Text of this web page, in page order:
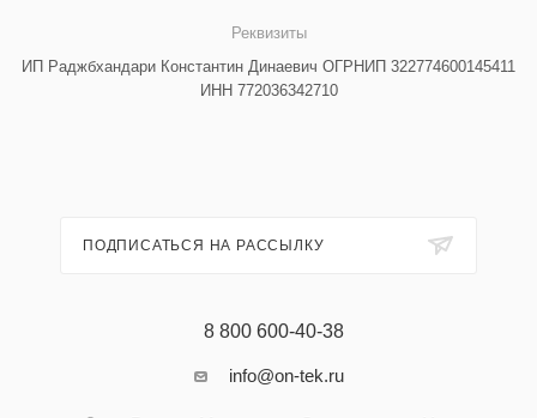
Реквизиты
ИП Раджбхандари Константин Динаевич ОГРНИП 322774600145411
ИНН 772036342710
ПОДПИСАТЬСЯ НА РАССЫЛКУ
8 800 600-40-38
info@on-tek.ru